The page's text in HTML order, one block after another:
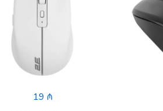
19 ₼